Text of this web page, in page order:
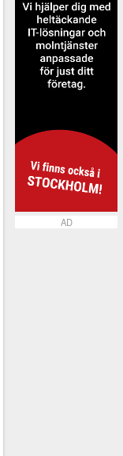
IK
SK
SK
AD